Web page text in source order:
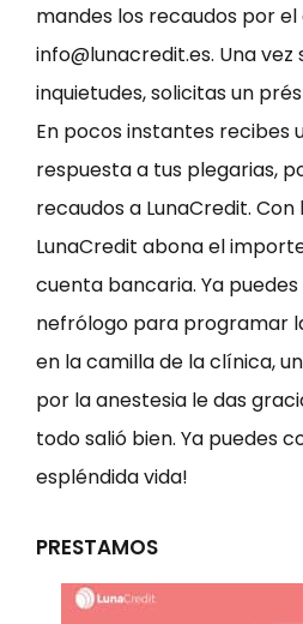
mandes los recaudos por
info@lunacredit.es. Una
inquietudes, solicitas un
En pocos instantes recibes
respuesta a tus plegarias,
recaudos a LunaCredit.
LunaCredit abona el
cuenta bancaria. Ya
nefrólogo para programar
en la camilla de la clínica,
por la anestesia le das
todo salió bien. Ya puedes
espléndida vida!
PRESTAMOS